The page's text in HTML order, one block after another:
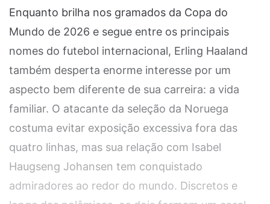
Enquanto brilha nos gramados da Copa do
Mundo de 2026 e segue entre os principais
nomes do futebol internacional, Erling Haaland
também desperta enorme interesse por um
aspecto bem diferente de sua carreira: a vida
familiar. O atacante da seleção da Noruega
costuma evitar exposição excessiva fora das
quatro linhas, mas sua relação com Isabel
Haugseng Johansen tem conquistado
admiradores ao redor do mundo. Discretos e